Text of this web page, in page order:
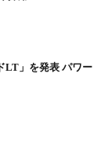
LT」を発表 パワー